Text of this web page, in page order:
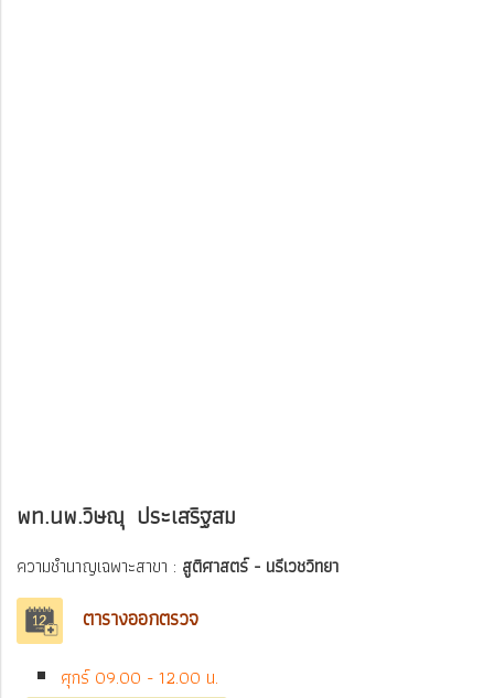
พท.นพ.วิษณุ ประเสริฐสม
ความชำนาญเฉพาะสาขา : สูติศาสตร์ - นรีเวชวิทยา
ตารางออกตรวจ
ศุกร์ 09.00 - 12.00 น.